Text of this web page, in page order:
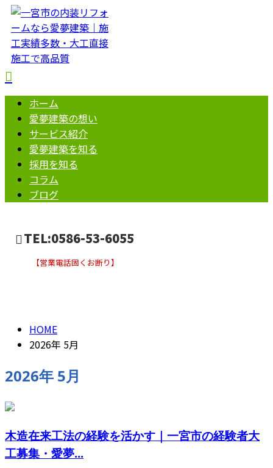
ホーム
愛夢建築の想い
サービス紹介
愛夢建築を知る
採用を知る
コラム
ブログ
TEL:0586-53-6055
【営業電話固くお断り】
HOME
2026年 5月
2026年 5月
木造在来工法の経験を活かす｜一宮市の経験者大
工募集・愛夢...